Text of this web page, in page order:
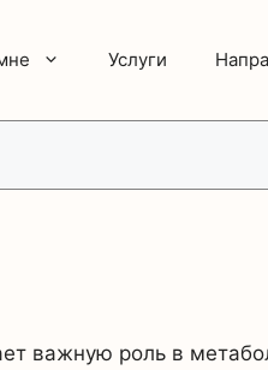
Услуги
важную роль в